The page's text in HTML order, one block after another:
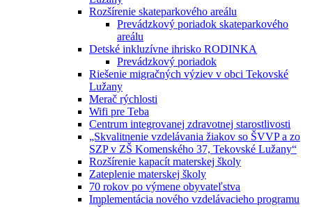
Rozšírenie skateparkového areálu
Prevádzkový poriadok skateparkového
areálu
Detské inkluzívne ihrisko RODINKA
Prevádzkový poriadok
Riešenie migračných výziev v obci Tekovské
Lužany
Merač rýchlosti
Wifi pre Teba
Centrum integrovanej zdravotnej starostlivosti
„Skvalitnenie vzdelávania žiakov so ŠVVP a zo
SZP v ZŠ Komenského 37, Tekovské Lužany“
Rozšírenie kapacít materskej školy
Zateplenie materskej školy
70 rokov po výmene obyvateľstva
Implementácia nového vzdelávacieho programu